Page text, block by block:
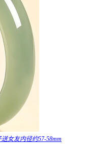
女友内径约57-58mm